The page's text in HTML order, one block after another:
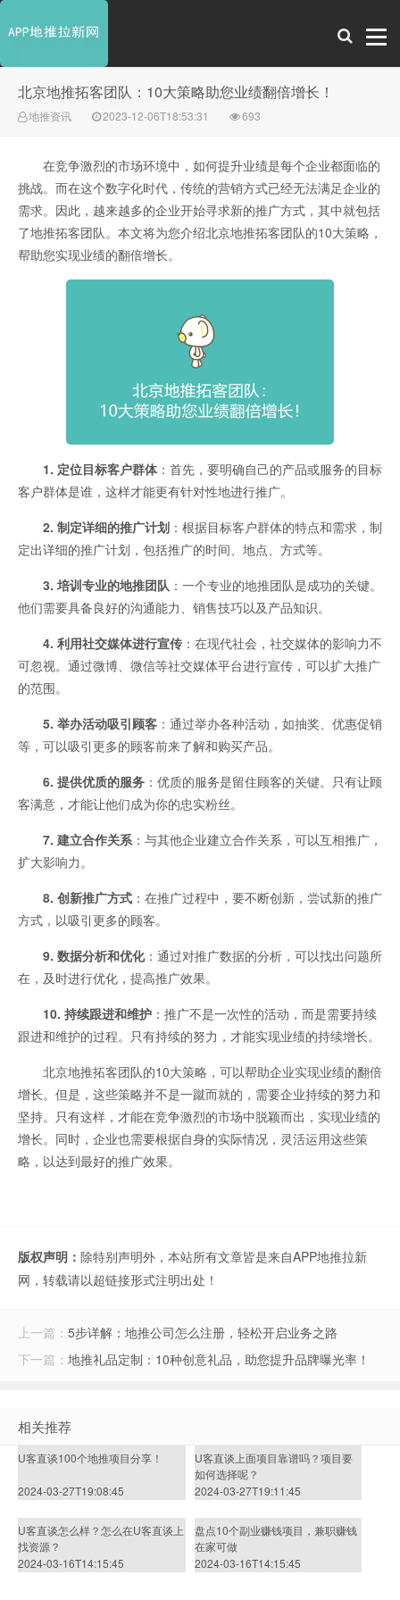
北京地推拓客团队：10大策略助您业绩翻倍增长！
地推资讯 2023-12-06T18:53:31 693
在竞争激烈的市场环境中，如何提升业绩是每个企业都面临的
挑战。而在这个数字化时代，传统的营销方式已经无法满足企业的
需求。因此，越来越多的企业开始寻求新的推广方式，其中就包括
了地推拓客团队。本文将为您介绍北京地推拓客团队的10大策略，
帮助您实现业绩的翻倍增长。
1. 定位目标客户群体：首先，要明确自己的产品或服务的目标
客户群体是谁，这样才能更有针对性地进行推广。
2. 制定详细的推广计划 ：根据目标客户群体的特点和需求，制
定出详细的推广计划，包括推广的时间、地点、方式等。
3. 培训专业的地推团队 ：一个专业的地推团队是成功的关键。
他们需要具备良好的沟通能力、销售技巧以及产品知识。
4. 利用社交媒体进行宣传 ：在现代社会，社交媒体的影响力不
可忽视。通过微博、微信等社交媒体平台进行宣传，可以扩大推广
的范围。
5. 举办活动吸引顾客 ：通过举办各种活动，如抽奖、优惠促销
等，可以吸引更多的顾客前来了解和购买产品。
6. 提供优质的服务 ：优质的服务是留住顾客的关键。只有让顾
客满意，才能让他们成为你的忠实粉丝。
7. 建立合作关系：与其他企业建立合作关系，可以互相推广，
扩大影响力。
8. 创新推广方式 ：在推广过程中，要不断创新，尝试新的推广
方式，以吸引更多的顾客。
9. 数据分析和优化：通过对推广数据的分析，可以找出问题所
在，及时进行优化，提高推广效果。
10. 持续跟进和维护 ：推广不是一次性的活动，而是需要持续
跟进和维护的过程。只有持续的努力，才能实现业绩的持续增长。
北京地推拓客团队的10大策略，可以帮助企业实现业绩的翻倍
增长。但是，这些策略并不是一蹴而就的，需要企业持续的努力和
坚持。只有这样，才能在竞争激烈的市场中脱颖而出，实现业绩的
增长。同时，企业也需要根据自身的实际情况，灵活运用这些策
略，以达到最好的推广效果。
版权声明： 除特别声明外，本站所有文章皆是来自APP地推拉新
网，转载请以超链接形式注明出处！
上一篇： 5步详解：地推公司怎么注册，轻松开启业务之路
下一篇： 地推礼品定制：10种创意礼品，助您提升品牌曝光率！
相关推荐
U客直谈100个地推项目分享！
2024-03-27T19:08:45
U客直谈上面项目靠谱吗？项目要
如何选择呢？
2024-03-27T19:11:45
U客直谈怎么样？怎么在U客直谈上
找资源？
2024-03-16T14:15:45
盘点10个副业赚钱项目，兼职赚钱
在家可做
2024-03-16T14:15:45